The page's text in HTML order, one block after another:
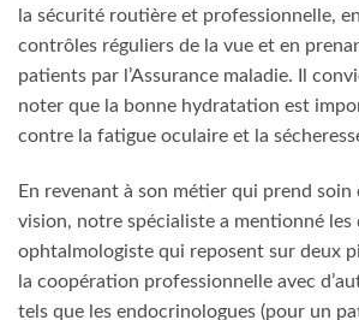
la sécurité routière et professionnelle,
contrôles réguliers de la vue et en
patients par l’Assurance maladie. Il
noter que la bonne hydratation est
contre la fatigue oculaire et la
En revenant à son métier qui prend soin
vision, notre spécialiste a mentionné les
ophtalmologiste qui reposent sur deux
la coopération professionnelle avec
tels que les endocrinologues (pour un